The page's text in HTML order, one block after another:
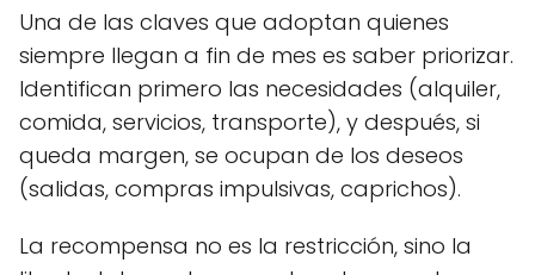
Una de las claves que adoptan quienes
siempre llegan a fin de mes es saber priorizar.
Identifican primero las necesidades (alquiler,
comida, servicios, transporte), y después, si
queda margen, se ocupan de los deseos
(salidas, compras impulsivas, caprichos).
La recompensa no es la restricción, sino la